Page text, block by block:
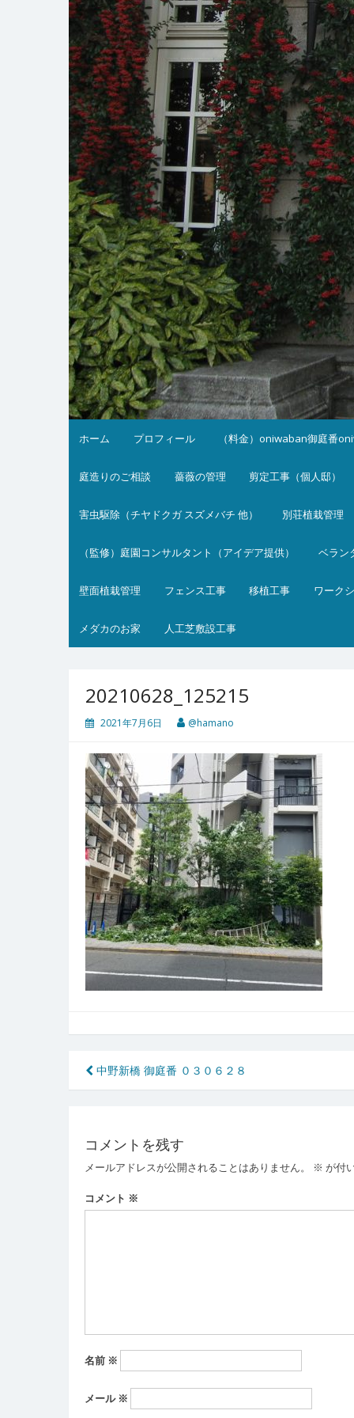
ホーム プロフィール （料金）oniwaban御庭番
庭造りのご相談 薔薇の管理 剪定工事（個人邸）
害虫駆除（チヤドクガ スズメバチ 他） 別荘植栽管理
（監修）庭園コンサルタント（アイデア提供） ベラン
壁面植栽管理 フェンス工事 移植工事 ワーク
メダカのお家 人工芝敷設工事
20210628_125215
2021年7月6日 @hamano
投
稿
ビ
ゲ
ー
中野新橋 御庭番 ０３０６２８
コメントを残す
メールアドレスが公開されることはありません。 ※ が付
コメント ※
名前 ※
メール ※